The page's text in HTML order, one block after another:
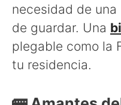
necesidad de
de guardar. Una
plegable como la
tu residencia.